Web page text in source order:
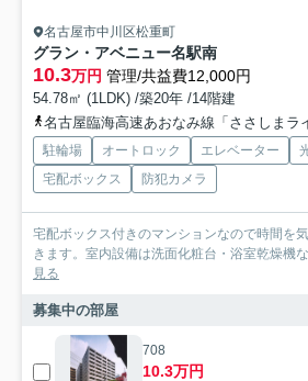
名古屋市中川区松重町
グラン・アベニュー名駅南
10.3万円 管理/共益費12,000円
54.78㎡ (1LDK) /築20年 /14階建
名古屋臨海高速あおなみ線「ささしまラ
駐輪場 オートロック エレベーター
宅配ボックス
防犯カメラ
宅配ボックス付きのマンションなので時間を
きます。室内設備は洗面化粧台・浴室乾燥機
見る
募集中の部屋
708
10.3万円